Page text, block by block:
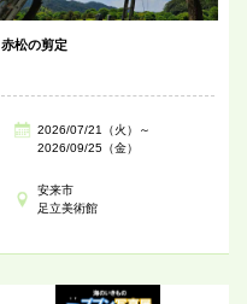
赤松の剪定
2026/07/21（火）～
2026/09/25（金）
安来市
足立美術館